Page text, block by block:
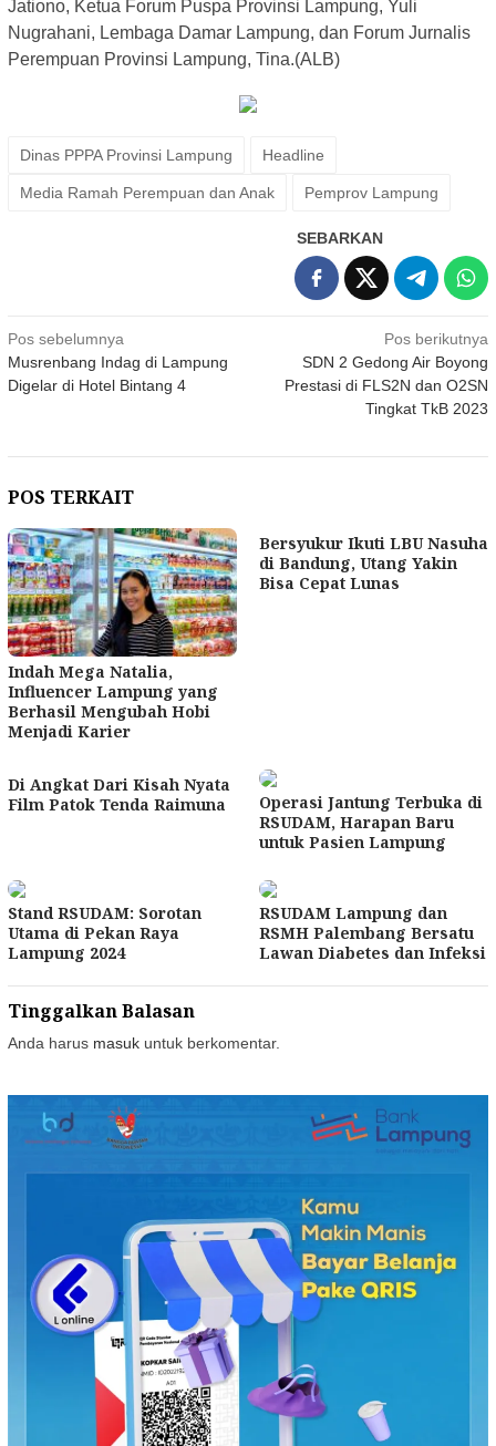
Jationo, Ketua Forum Puspa Provinsi Lampung, Yuli
Nugrahani, Lembaga Damar Lampung, dan Forum Jurnalis
Perempuan Provinsi Lampung, Tina.(ALB)
Dinas PPPA Provinsi Lampung Headline
Media Ramah Perempuan dan Anak Pemprov Lampung
SEBARKAN
Navigasi
pos
Pos sebelumnya
Musrenbang Indag di Lampung
Digelar di Hotel Bintang 4
Pos berikutnya
SDN 2 Gedong Air Boyong
Prestasi di FLS2N dan O2SN
Tingkat TkB 2023
POS TERKAIT
Indah Mega Natalia,
Influencer Lampung yang
Berhasil Mengubah Hobi
Menjadi Karier
Bersyukur Ikuti LBU Nasuha
di Bandung, Utang Yakin
Bisa Cepat Lunas
Di Angkat Dari Kisah Nyata
Film Patok Tenda Raimuna
Operasi Jantung Terbuka di
RSUDAM, Harapan Baru
untuk Pasien Lampung
Stand RSUDAM: Sorotan
Utama di Pekan Raya
Lampung 2024
RSUDAM Lampung dan
RSMH Palembang Bersatu
Lawan Diabetes dan Infeksi
Tinggalkan Balasan
Anda harus masuk untuk berkomentar.